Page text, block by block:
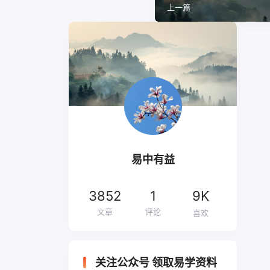
上一篇
易中有益
3852
文章
1
评论
9K
喜欢
关注公众号 领取易学资料